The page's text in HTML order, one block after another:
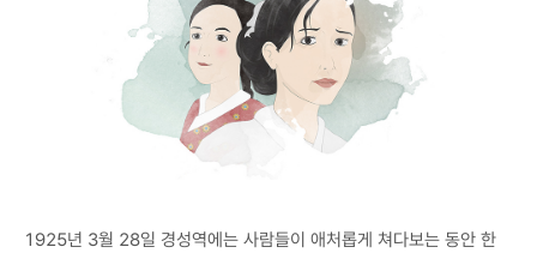
1925년 3월 28일 경성역에는 사람들이 애처롭게 쳐다보는 동안 한